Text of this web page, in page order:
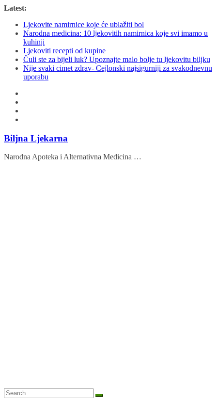
Skip
content
Latest:
Ljekovite namirnice koje će ublažiti bol
Narodna medicina: 10 ljekovitih namirnica koje svi imamo u
kuhinji
Ljekoviti recepti od kupine
Čuli ste za bijeli luk? Upoznajte malo bolje tu ljekovitu biljku
Nije svaki cimet zdrav- Cejlonski najsigurniji za svakodnevnu
uporabu
Biljna Ljekarna
Narodna Apoteka i Alternativna Medicina …